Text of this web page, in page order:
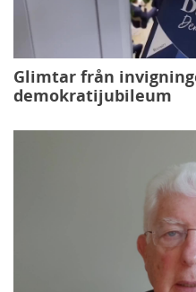
Glimtar från
demokratijubileum